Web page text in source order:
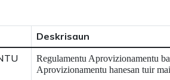
Deskrisaun
Regulamentu Aprovizionamentu
Aprovizionamentu hanesan tuir mai